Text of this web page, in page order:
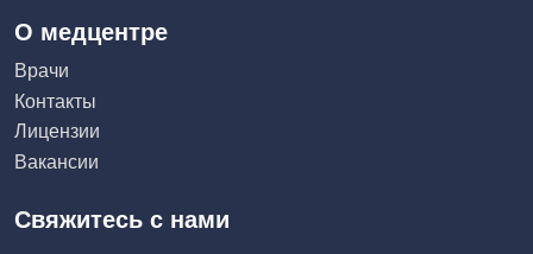
О медцентре
Врачи
Контакты
Лицензии
Вакансии
Свяжитесь с нами